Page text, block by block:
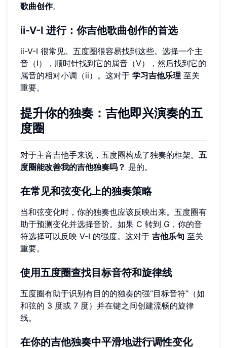
歌曲创作。
ii-V-I 进行：你吉他歌曲创作的首选
ii-V-I 很常见。五度圈很容易找到这些。选择一个主
音（I），顺时针找到它的属音（V），然后找到它的
属音的相对小调（ii）。这对于 学习吉他乐理 至关
重要。
提升你的独奏：吉他即兴演奏的五
度圈
对于主音吉他手来说，五度圈构成了独奏的框架。 五
度圈能改善我的吉他独奏吗？ 是的。
在常见和弦变化上的独奏策略
当和弦变化时，你的独奏也应该反映出来。五度圈有
助于预测变化并选择音阶。如果 C 转到 G，你的音
符选择可以反映 V-I 的强度。这对于 吉他乐句 至关
重要。
使用五度圈查找目标音符和旋律线
五度圈有助于识别有目的的独奏的强“目标音符”（如
和弦的 3 度或 7 度）并在键之间创建流畅的旋律
线。
在你的吉他独奏中平滑地进行调性变化